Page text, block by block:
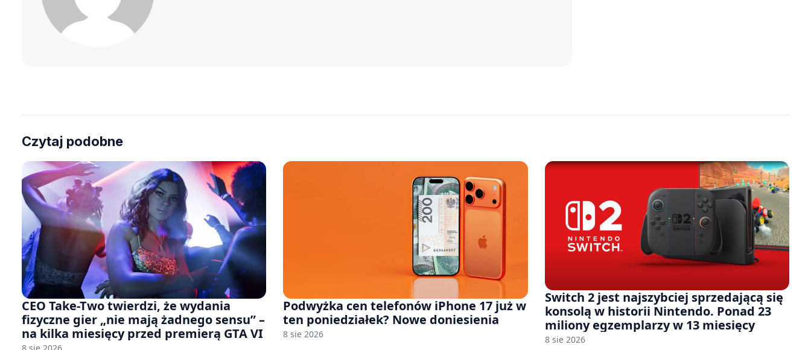
Czytaj podobne
CEO Take-Two twierdzi, że wydania
fizyczne gier „nie mają żadnego sensu” –
na kilka miesięcy przed premierą GTA VI
Podwyżka cen telefonów iPhone 17 już w
ten poniedziałek? Nowe doniesienia
8 sie 2026
Switch 2 jest najszybciej sprzedającą się
konsolą w historii Nintendo. Ponad 23
miliony egzemplarzy w 13 miesięcy
8 sie 2026